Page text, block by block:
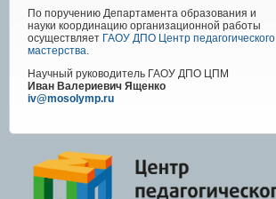
По поручению Департамента образования и
науки координацию организационной работы
осуществляет ГАОУ ДПО Центр педагогического
мастерства.
Научный руководитель ГАОУ ДПО ЦПМ
Иван Валериевич Ященко
iv@mosolymp.ru